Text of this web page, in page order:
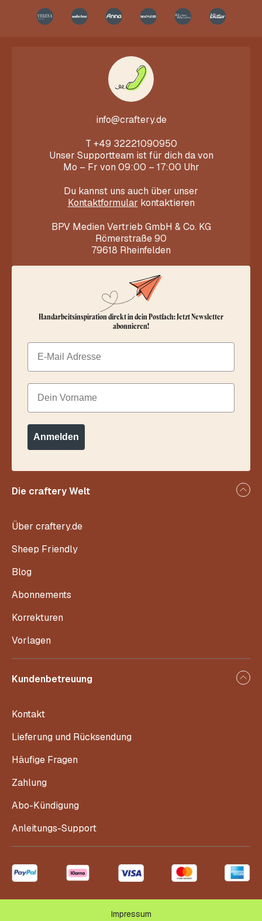
info@craftery.de
T +49 32221090950
Unser Supportteam ist für dich da von
Mo – Fr von 09:00 – 17:00 Uhr
Du kannst uns auch über unser
Kontaktformular kontaktieren
BPV Medien Vertrieb GmbH & Co. KG
Römerstraße 90
79618 Rheinfelden
Die craftery Welt
Über craftery.de
Sheep Friendly
Blog
Abonnements
Korrekturen
Vorlagen
Kundenbetreuung
Kontakt
Lieferung und Rücksendung
Häufige Fragen
Zahlung
Abo-Kündigung
Anleitungs-Support
Handarbeitsinspiration direkt in dein Postfach: Jetzt Newsletter
abonnieren!
Email
Dein Vorname
Anmelden
Impressum